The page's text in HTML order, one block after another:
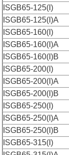
ISGB65-125(I)
ISGB65-125(I)A
ISGB65-160(I)
ISGB65-160(I)A
ISGB65-160(I)B
ISGB65-200(I)
ISGB65-200(I)A
ISGB65-200(I)B
ISGB65-250(I)
ISGB65-250(I)A
ISGB65-250(I)B
ISGB65-315(I)